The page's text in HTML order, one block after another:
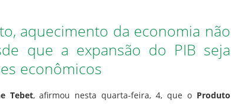
aquecimento da economia não
que a expansão do PIB seja
econômicos
Tebet, afirmou nesta quarta-feira, 4, que o Produto